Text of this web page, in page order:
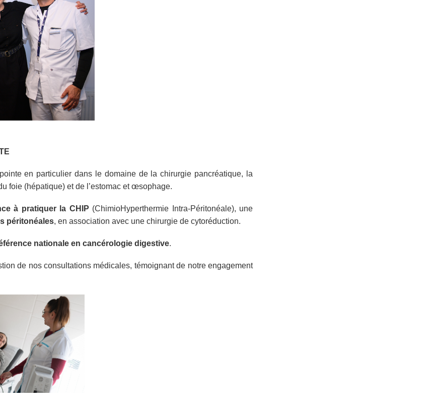
en particulier dans le domaine de la chirurgie pancréatique, la
foie (hépatique) et de l’estomac et œsophage.
à pratiquer la CHIP (ChimioHyperthermie Intra-Péritonéale), une
péritonéales, en association avec une chirurgie de cytoréduction.
nationale en cancérologie digestive.
de nos consultations médicales, témoignant de notre engagement